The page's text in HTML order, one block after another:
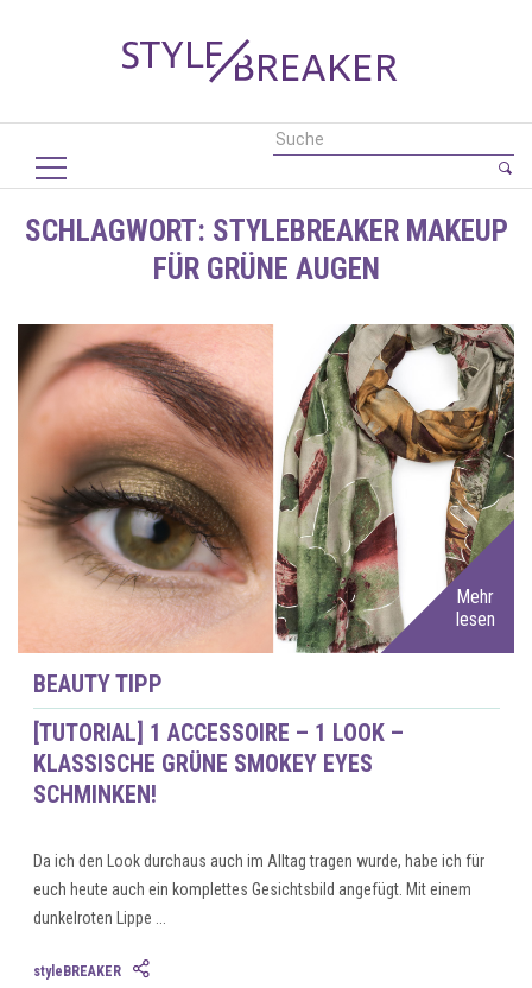
SCHLAGWORT: STYLEBREAKER MAKEUP
FÜR GRÜNE AUGEN
Mehr
lesen
BEAUTY TIPP
[TUTORIAL] 1 ACCESSOIRE – 1 LOOK –
KLASSISCHE GRÜNE SMOKEY EYES
SCHMINKEN!
Da ich den Look durchaus auch im Alltag tragen wurde, habe ich für
euch heute auch ein komplettes Gesichtsbild angefügt. Mit einem
dunkelroten Lippe ...
styleBREAKER